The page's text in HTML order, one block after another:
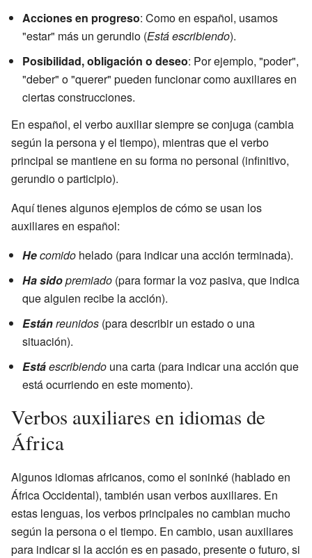
Acciones en progreso: Como en español, usamos
"estar" más un gerundio (Está escribiendo).
Posibilidad, obligación o deseo: Por ejemplo, "poder",
"deber" o "querer" pueden funcionar como auxiliares en
ciertas construcciones.
En español, el verbo auxiliar siempre se conjuga (cambia
según la persona y el tiempo), mientras que el verbo
principal se mantiene en su forma no personal (infinitivo,
gerundio o participio).
Aquí tienes algunos ejemplos de cómo se usan los
auxiliares en español:
Hecomido helado (para indicar una acción terminada).
Ha sidopremiado (para formar la voz pasiva, que indica
que alguien recibe la acción).
Estánreunidos (para describir un estado o una
situación).
Estáescribiendo una carta (para indicar una acción que
está ocurriendo en este momento).
Verbos auxiliares en idiomas de
África
Algunos idiomas africanos, como el soninké (hablado en
África Occidental), también usan verbos auxiliares. En
estas lenguas, los verbos principales no cambian mucho
según la persona o el tiempo. En cambio, usan auxiliares
para indicar si la acción es en pasado, presente o futuro, si